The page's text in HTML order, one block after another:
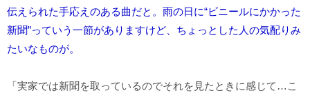
伝えられた手応えのある曲だと。雨の日に“ビニールにかかった
新聞”っていう一節がありますけど、ちょっとした人の気配りみ
たいなものが。
「実家では新聞を取っているのでそれを見たときに感じて…こ